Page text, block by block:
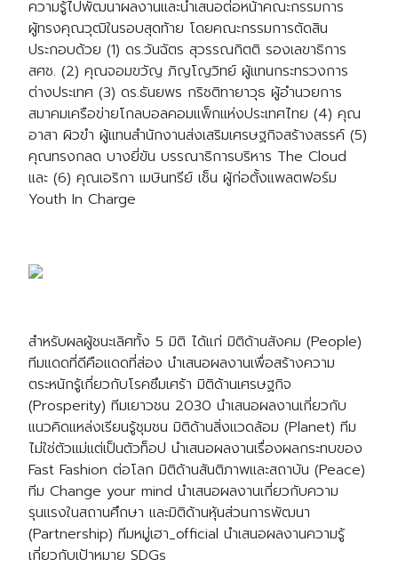
ความรู้ไปพัฒนาผลงานและนำเสนอต่อหน้าคณะกรรมการ
ผู้ทรงคุณวุฒิในรอบสุดท้าย โดยคณะกรรมการตัดสิน
ประกอบด้วย (1) ดร.วันฉัตร สุวรรณกิตติ รองเลขาธิการ
สศช. (2) คุณจอมขวัญ ภิญโญวิทย์ ผู้แทนกระทรวงการ
ต่างประเทศ (3) ดร.ธันยพร กริชติทายาวุธ ผู้อำนวยการ
สมาคมเครือข่ายโกลบอลคอมแพ็กแห่งประเทศไทย (4) คุณ
อาสา ผิวขำ ผู้แทนสำนักงานส่งเสริมเศรษฐกิจสร้างสรรค์ (5)
คุณทรงกลด บางยี่ขัน บรรณาธิการบริหาร The Cloud
และ (6) คุณเอริกา เมษินทรีย์ เช็น ผู้ก่อตั้งแพลตฟอร์ม
Youth In Charge
สำหรับผลผู้ชนะเลิศทั้ง 5 มิติ ได้แก่ มิติด้านสังคม (People)
ทีมแดดที่ดีคือแดดที่ส่อง นำเสนอผลงานเพื่อสร้างความ
ตระหนักรู้เกี่ยวกับโรคซึมเศร้า มิติด้านเศรษฐกิจ
(Prosperity) ทีมเยาวชน 2030 นำเสนอผลงานเกี่ยวกับ
แนวคิดแหล่งเรียนรู้ชุมชน มิติด้านสิ่งแวดล้อม (Planet) ทีม
ไม่ใช่ตัวแม่แต่เป็นตัวท็อป นำเสนอผลงานเรื่องผลกระทบของ
Fast Fashion ต่อโลก มิติด้านสันติภาพและสถาบัน (Peace)
ทีม Change your mind นำเสนอผลงานเกี่ยวกับความ
รุนแรงในสถานศึกษา และมิติด้านหุ้นส่วนการพัฒนา
(Partnership) ทีมหมู่เฮา_official นำเสนอผลงานความรู้
เกี่ยวกับเป้าหมาย SDGs